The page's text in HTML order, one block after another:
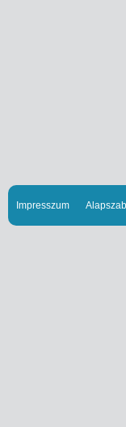
Impresszum